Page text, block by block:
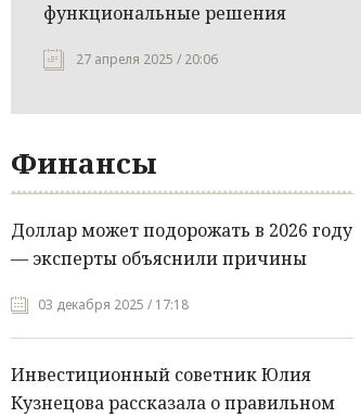
функциональные решения
27 апреля 2025 / 20:06
Финансы
Доллар может подорожать в 2026 году
— эксперты объяснили причины
03 декабря 2025 / 17:18
Инвестиционный советник Юлия
Кузнецова рассказала о правильном